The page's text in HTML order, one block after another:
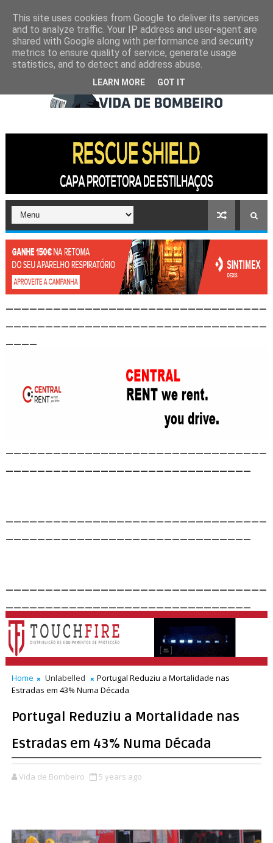
Home Unlabelled
Portugal Reduziu a Mortalidade nas
Estradas em 43% Numa Década
Portugal Reduziu a Mortalidade nas
Estradas em 43% Numa Década
Vida de Bombeiro 5 years ago
This site uses cookies from Google to deliver its services
and to analyze traffic. Your IP address and user-agent are
shared with Google along with performance and security
metrics to ensure quality of service, generate usage
statistics, and to detect and address abuse.
LEARN MORE GOT IT